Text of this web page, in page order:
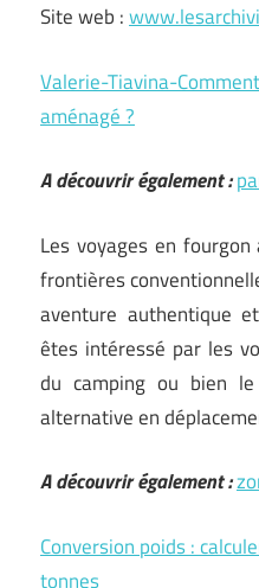
Site web :
Valerie-Tiavina-
aménagé ?
A découvrir également :
Les voyages en
frontières
aventure authentique
êtes intéressé par les
du camping ou bien
alternative en
A découvrir également :
Conversion poids :
tonnes